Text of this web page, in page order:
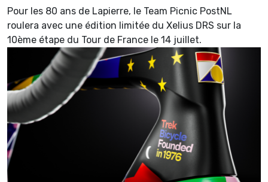
Pour les 80 ans de Lapierre, le Team Picnic PostNL
roulera avec une édition limitée du Xelius DRS sur la
10ème étape du Tour de France le 14 juillet.